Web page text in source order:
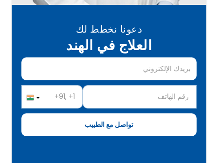
دعونا نخطط لك
العلاج في الهند